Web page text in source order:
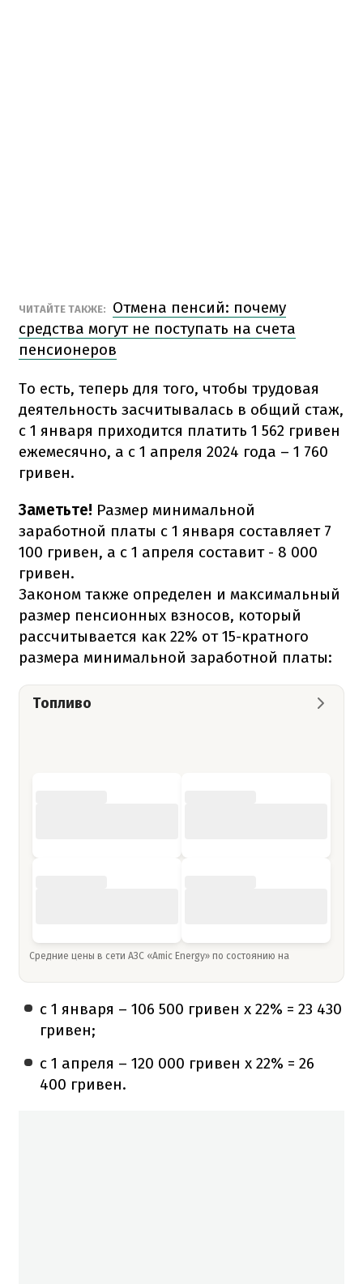
ЧИТАЙТЕ ТАКЖЕ:
Отмена пенсий: почему
средства могут не поступать на счета
пенсионеров
То есть, теперь для того, чтобы трудовая
деятельность засчитывалась в общий стаж,
с 1 января приходится платить 1 562 гривен
ежемесячно, а с 1 апреля 2024 года – 1 760
гривен.
Заметьте! Размер минимальной
заработной платы с 1 января составляет 7
100 гривен, а с 1 апреля составит - 8 000
гривен.
Законом также определен и максимальный
размер пенсионных взносов, который
рассчитывается как 22% от 15-кратного
размера минимальной заработной платы:
Топливо
Средние цены в сети АЗС «Amic Energy» по состоянию на
с 1 января – 106 500 гривен х 22% = 23 430
гривен;
с 1 апреля – 120 000 гривен х 22% = 26
400 гривен.